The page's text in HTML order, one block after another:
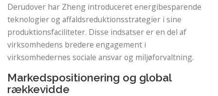
Derudover har Zheng introduceret energibesparende
teknologier og affaldsreduktionsstrategier i sine
produktionsfaciliteter. Disse indsatser er en del af
virksomhedens bredere engagement i
virksomhedernes sociale ansvar og miljøforvaltning.
Markedspositionering og global
rækkevidde